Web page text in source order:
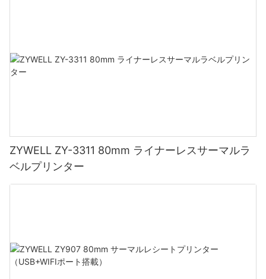
ZYWELL ZY-3311 80mm ライナーレスサーマルラ
ベルプリンター